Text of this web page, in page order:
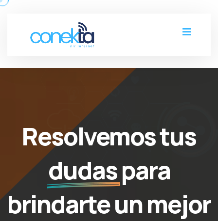
Resolvemos tus
dudaspara
brindarteun mejor